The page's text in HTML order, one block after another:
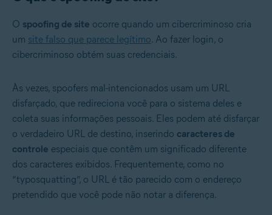
O spoofing de site ocorre quando um cibercriminoso cria
um site falso que parece legítimo. Ao fazer login, o
cibercriminoso obtém suas credenciais.
Às vezes, spoofers mal-intencionados usam um URL
disfarçado, que redireciona você para o sistema deles e
coleta suas informações pessoais. Eles podem até disfarçar
o verdadeiro URL de destino, inserindo caracteres de
controle especiais que contêm um significado diferente
dos caracteres exibidos. Frequentemente, como no
“typosquatting”, o URL é tão parecido com o endereço
pretendido que você pode não notar a diferença.